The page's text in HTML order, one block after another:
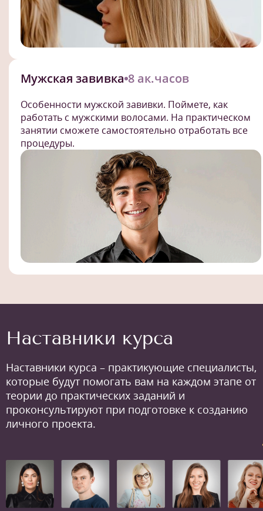
Мужская завивка 8 ак.часов
Особенности мужской завивки. Поймете, как
работать с мужскими волосами. На практическом
занятии сможете самостоятельно отработать все
процедуры.
Наставники курса
Наставники курса – практикующие специалисты,
которые будут помогать вам на каждом этапе от
теории до практических заданий и
проконсультируют при подготовке к созданию
личного проекта.